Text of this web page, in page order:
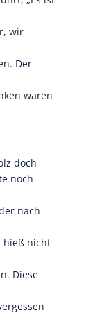
wir
Der
waren
doch
noch
nach
hieß nicht
Diese